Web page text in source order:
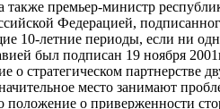
премьер-министр
Федерацией,
летние периоды, если ни
был подписан 19 ноября
стратегическом партнерстве
место занимают
о приверженности